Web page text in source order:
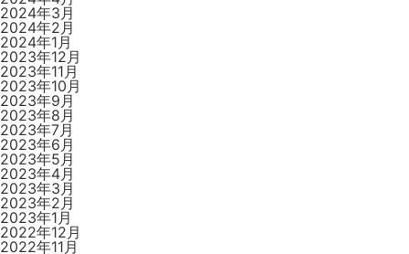
2024年3月
2024年2月
2024年1月
2023年12月
2023年11月
2023年10月
2023年9月
2023年8月
2023年7月
2023年6月
2023年5月
2023年4月
2023年3月
2023年2月
2023年1月
2022年12月
2022年11月